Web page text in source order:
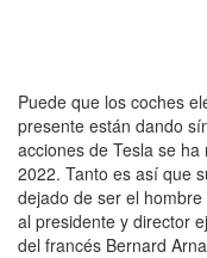
Puede que los coches
presente están dando
acciones de Tesla se
2022. Tanto es así que
dejado de ser el
al presidente y director
del francés Bernard